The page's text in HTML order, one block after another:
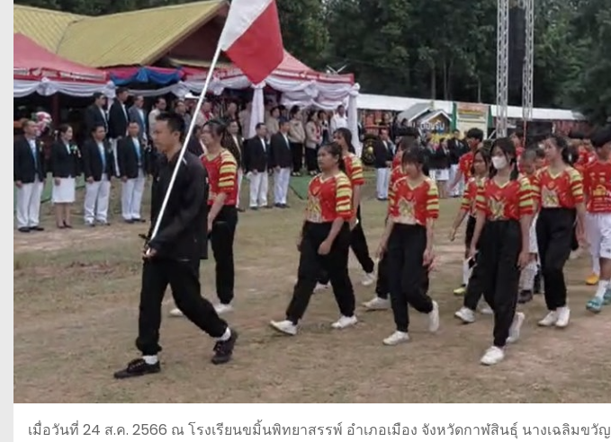
เมื่อวันที่ 24 ส.ค. 2566 ณ โรงเรียนขมิ้นพิทยาสรรพ์ อำเภอเมือง จังหวัดกาฬสินธุ์ นางเฉลิมข